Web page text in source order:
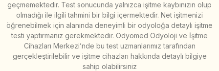
geçmemektedir. Test sonucunda yalnızca işitme kaybınızın olup
olmadığı ile ilgili tahmini bir bilgi içermektedir. Net işitmenizi
öğrenebilmek için alanında deneyimli bir odyoloğa detaylı işitme
testi yaptırmanız gerekmektedir. Odyomed Odyoloji ve İşitme
Cihazları Merkezi’nde bu test uzmanlarımız tarafından
gerçekleştirilebilir ve işitme cihazları hakkında detaylı bilgiye
sahip olabilirsiniz